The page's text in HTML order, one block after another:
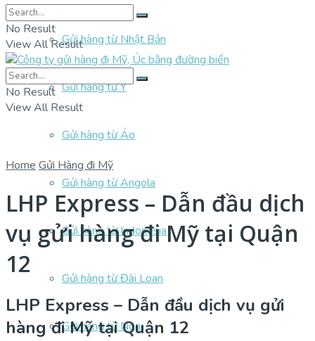
Gửi hàng từ Nhật Bản
Gửi hàng từ Ý
Gửi hàng từ Áo
Gửi hàng từ Angola
Gửi hàng từ Indonesia
Gửi hàng từ Đài Loan
Gửi hàng từ Nga
No Result
View All Result
No Result
View All Result
Home Gửi Hàng đi Mỹ
LHP Express – Dẫn đầu dịch
vụ gửi hàng đi Mỹ tại Quận
12
LHP Express – Dẫn đầu dịch vụ gửi
hàng đi Mỹ tại Quận 12